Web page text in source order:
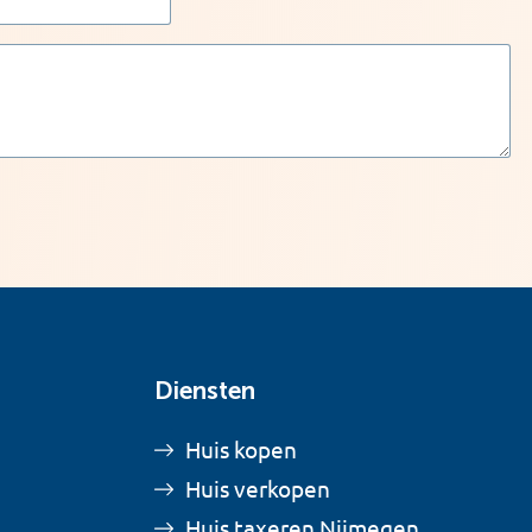
Diensten
Huis kopen
Huis verkopen